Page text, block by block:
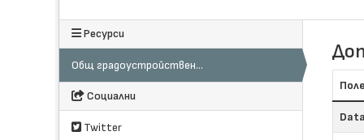
Ресурси
Общ градоустройствен...
Социални
Twitter